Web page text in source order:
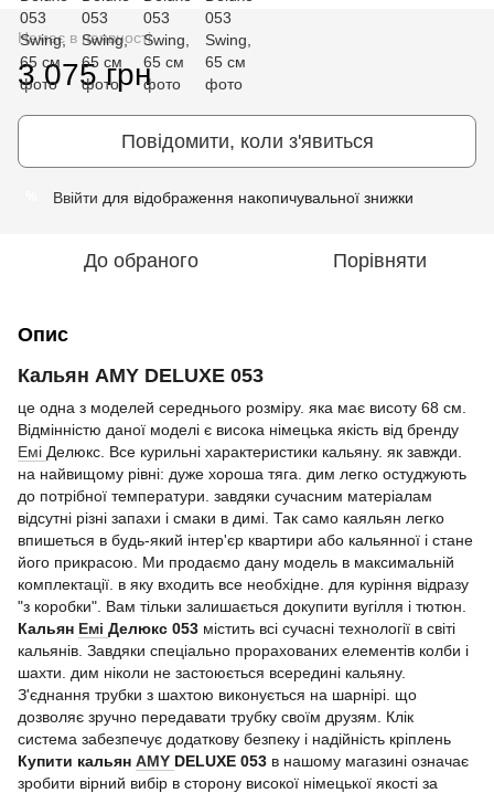
Немає в наявності
3 075 грн
Повідомити, коли з'явиться
Ввійти для відображення накопичувальної знижки
До обраного Порівняти
Опис
Кальян AMY DELUXE 053
це одна з моделей середнього розміру. яка має висоту 68 см.
Відмінністю даної моделі є висока німецька якість від бренду
Емі Делюкс. Все курильні характеристики кальяну. як завжди.
на найвищому рівні: дуже хороша тяга. дим легко остуджують
до потрібної температури. завдяки сучасним матеріалам
відсутні різні запахи і смаки в димі. Так само каяльян легко
впишеться в будь-який інтер'єр квартири або кальянної і стане
його прикрасою. Ми продаємо дану модель в максимальній
комплектації. в яку входить все необхідне. для куріння відразу
"з коробки". Вам тільки залишається докупити вугілля і тютюн.
Кальян Емі Делюкс 053 містить всі сучасні технології в світі
кальянів. Завдяки спеціально прорахованих елементів колби і
шахти. дим ніколи не застоюється всередині кальяну.
З'єднання трубки з шахтою виконується на шарнірі. що
дозволяє зручно передавати трубку своїм друзям. Клік
система забезпечує додаткову безпеку і надійність кріплень
Купити кальян AMY DELUXE 053 в нашому магазині означає
зробити вірний вибір в сторону високої німецької якості за